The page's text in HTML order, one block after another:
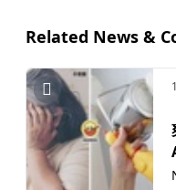
Related News &